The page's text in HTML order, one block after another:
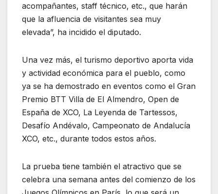
acompañantes, staff técnico, etc., que harán
que la afluencia de visitantes sea muy
elevada”, ha incidido el diputado.
Una vez más, el turismo deportivo aporta vida
y actividad económica para el pueblo, como
ya se ha demostrado en eventos como el Gran
Premio BTT Villa de El Almendro, Open de
España de XCO, La Leyenda de Tartessos,
Desafío Andévalo, Campeonato de Andalucía
XCO, etc., durante todos estos años.
La prueba tiene también el atractivo que se
celebra una semana antes del comienzo de los